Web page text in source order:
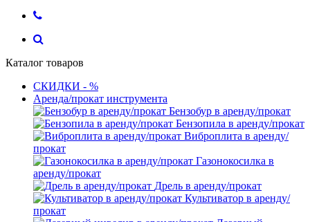
Каталог товаров
СКИДКИ - %
Аренда/прокат инструмента
Бензобур в аренду/прокат
Бензопила в аренду/прокат
Виброплита в аренду/
прокат
Газонокосилка в
аренду/прокат
Дрель в аренду/прокат
Культиватор в аренду/
прокат